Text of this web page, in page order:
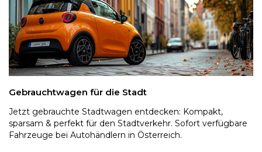
Gebrauchtwagen für die Stadt
Jetzt gebrauchte Stadtwagen entdecken: Kompakt,
sparsam & perfekt für den Stadtverkehr. Sofort verfügbare
Fahrzeuge bei Autohändlern in Österreich.